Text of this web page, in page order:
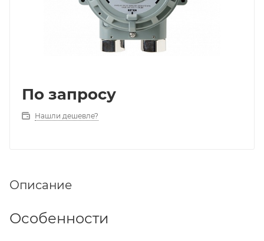
По запросу
Нашли дешевле?
Описание
Особенности